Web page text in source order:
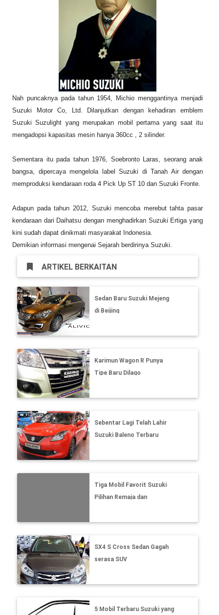
Nah puncaknya pada tahun 1954, Michio menggantinya menjadi
Suzuki Motor Co, Ltd. Dilanjutkan dengan kehadiran emblem
Suzuki Suzulight yang merupakan mobil pertama yang saat itu
mengadopsi kapasitas mesin hanya 360cc , 2 silinder.
Sementara itu pada tahun 1976, Soebronto Laras, seorang anak
bangsa, dipercaya mengelola label Suzuki di Tanah Air dengan
memproduksi kendaraan roda 4 Pick Up ST 10 dan Suzuki Fronte.
Adapun pada tahun 2012, Suzuki mencoba merebut tahta pasar
kendaraan dari Daihatsu dengan menghadirkan Suzuki Ertiga yang
kini sudah dapat dinikmati masyarakat Indonesia.
Demikian informasi mengenai Sejarah berdirinya Suzuki.
ARTIKEL BERKAITAN
Sedan Baru Suzuki Mejeng
di Beijing
Karimun Wagon R Punya
Tipe Baru Dilago
Sebentar Lagi Telah Lahir
Suzuki Baleno Terbaru
Tiga Mobil Favorit Suzuki
Pilihan Remaja dan
SX4 S Cross Sedan Gagah
serasa SUV
5 Mobil Terbaru Suzuki yang